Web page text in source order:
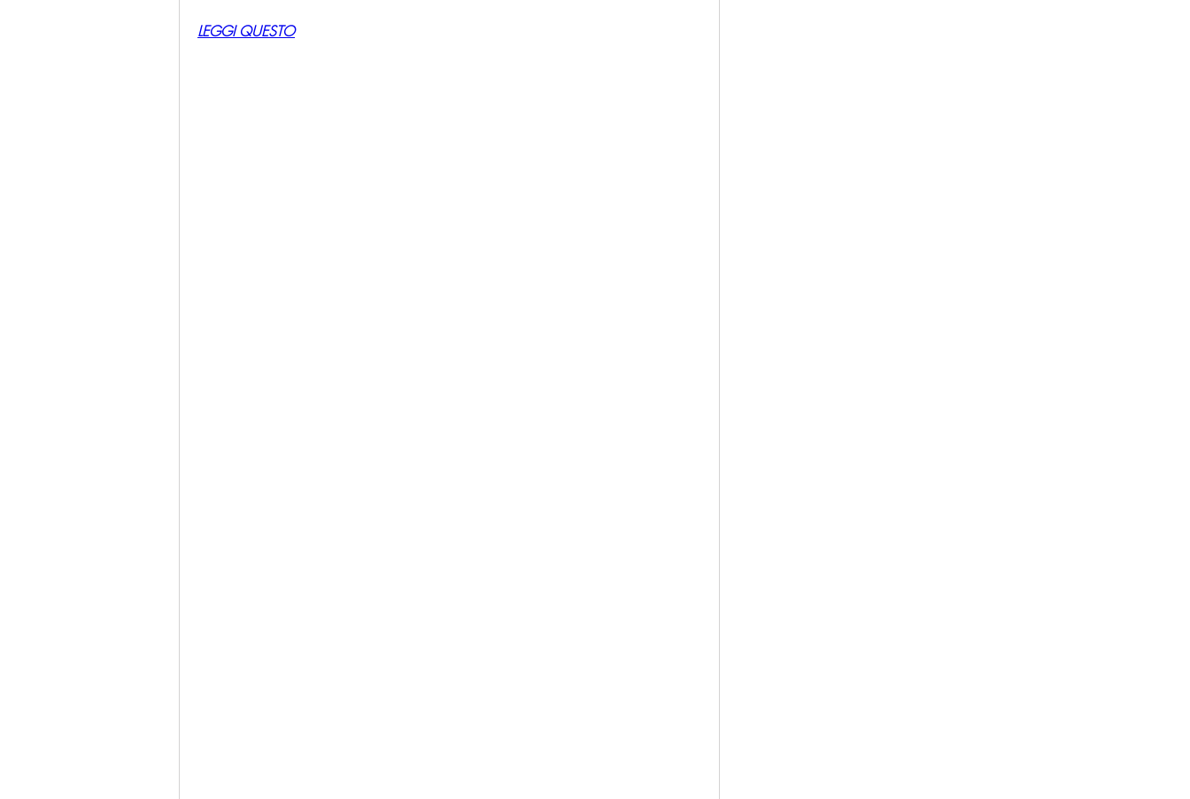
LEGGI QUESTO